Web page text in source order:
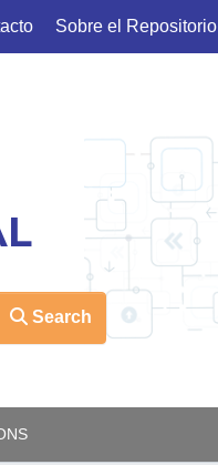
Sobre el Repositorio
Search